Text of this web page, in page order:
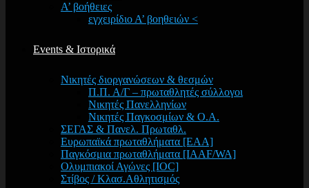
Α’ βοήθειες
εγχειρίδιο Α’ βοηθειών <
Events & Ιστορικά
Νικητές διοργανώσεων & θεσμών
Π.Π. Α/Γ – πρωταθλητές σύλλογοι
Νικητές Πανελληνίων
Νικητές Παγκοσμίων & Ο.Α.
ΣΕΓΑΣ & Πανελ. Πρωταθλ.
Ευρωπαϊκά πρωταθλήματα [EAA]
Παγκόσμια πρωταθλήματα [IAAF/WA]
Ολυμπιακοί Αγώνες [IOC]
Στίβος / Κλασ.Αθλητισμός